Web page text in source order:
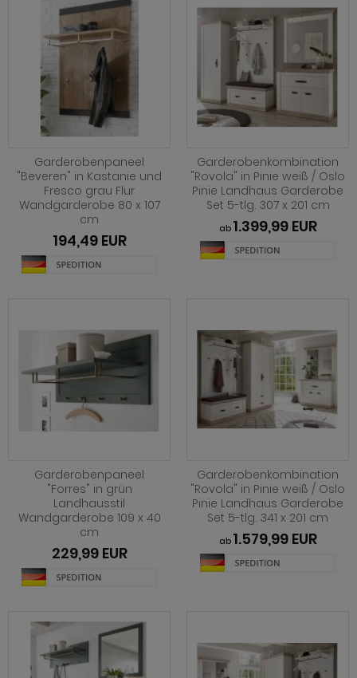
Garderobenpaneel
"Beveren" in Kastanie und
Fresco grau Flur
Wandgarderobe 80 x 107
cm
194,49 EUR
Garderobenkombination
"Rovola" in Pinie weiß / Oslo
Pinie Landhaus Garderobe
Set 5-tlg. 307 x 201 cm
ab 1.399,99 EUR
Garderobenpaneel
"Forres" in grün
Landhausstil
Wandgarderobe 109 x 40
cm
229,99 EUR
Garderobenkombination
"Rovola" in Pinie weiß / Oslo
Pinie Landhaus Garderobe
Set 5-tlg. 341 x 201 cm
ab 1.579,99 EUR